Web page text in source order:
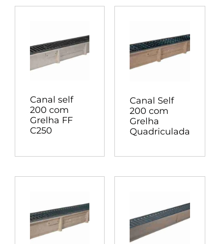
Canal self
200 com
Grelha FF
C250
Canal Self
200 com
Grelha
Quadriculada